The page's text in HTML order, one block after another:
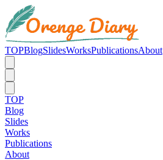
TOPBlogSlidesWorksPublicationsAbout
TOP
Blog
Slides
Works
Publications
About